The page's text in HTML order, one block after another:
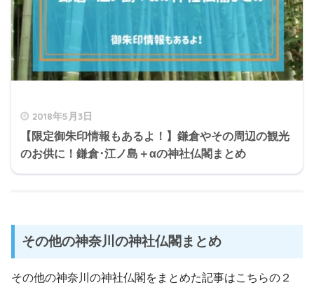
2018年5月3日
【限定御朱印情報もあるよ！】鎌倉やその周辺の観光
のお供に！鎌倉･江ノ島＋αの神社仏閣まとめ
その他の神奈川の神社仏閣まとめ
その他の神奈川の神社仏閣をまとめた記事はこちらの２